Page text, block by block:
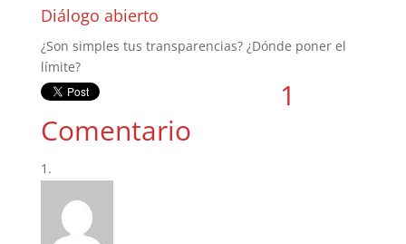
Diálogo abierto
¿Son simples tus transparencias? ¿Dónde poner el
límite?
1
Comentario